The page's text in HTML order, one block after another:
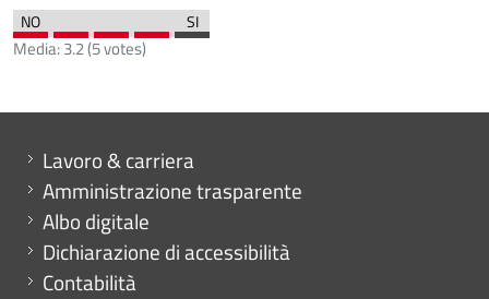
Media:3.2(5votes)
Mini menu di servizio
Lavoro & carriera
Amministrazione trasparente
Albo digitale
Dichiarazione di accessibilità
Contabilità